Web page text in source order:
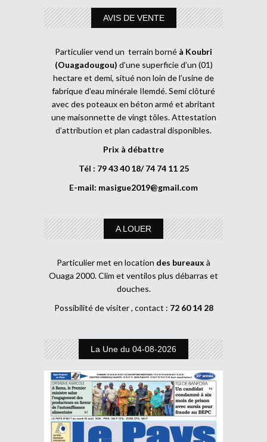
AVIS DE VENTE
Particulier vend un terrain borné à Koubri
(Ouagadougou) d’une superficie d’un (01)
hectare et demi, situé non loin de l’usine de
fabrique d’eau minérale Ilemdé. Semi clôturé
avec des poteaux en béton armé et abritant
une maisonnette de vingt tôles. Attestation
d’attribution et plan cadastral disponibles.
Prix à débattre
Tél : 79 43 40 18/ 74 74 11 25
E-mail: masigue2019@gmail.com
A LOUER
Particulier met en location des bureaux à
Ouaga 2000. Clim et ventilos plus débarras et
douches.
Possibilité de visiter , contact : 72 60 14 28
La Une du 04-08-2026